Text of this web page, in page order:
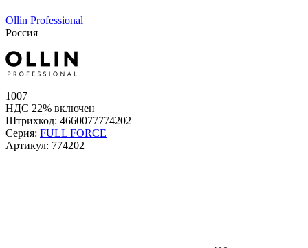
Ollin Professional
Россия
1007
НДС 22% включен
Штрихкод: 4660077774202
Серия: FULL FORCE
Артикул: 774202